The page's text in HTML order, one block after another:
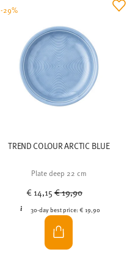
TREND COLOUR ARCTIC BLUE
Plate deep 22 cm
€ 14,15Price reduced from
€ 19,90
30-day best price:€ 19,90
-29%